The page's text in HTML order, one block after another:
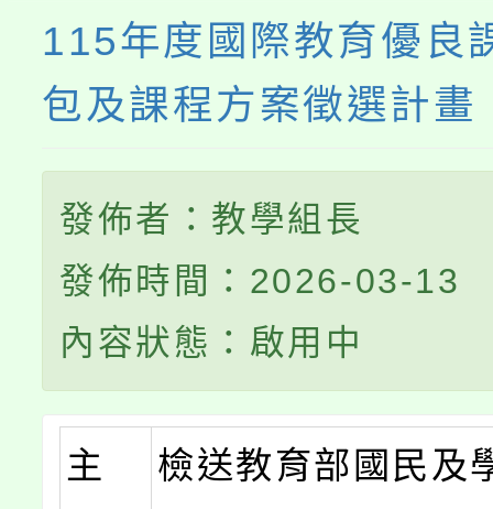
系所師生報名參加。
115年度國際教育優良
包及課程方案徵選計畫
發佈者：教學組長
發佈時間：2026-03-13
內容狀態：啟用中
主
檢送教育部國民及